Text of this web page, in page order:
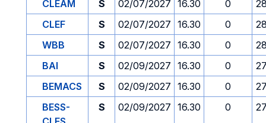
CLEAM
S 02/07/2027 16.30 0
CLEF
S 02/07/2027 16.30 0
WBB
S 02/07/2027 16.30 0
BAI
S 02/09/2027 16.30 0
BEMACS
S 02/09/2027 16.30 0
BESS-
S 02/09/2027 16.30 0